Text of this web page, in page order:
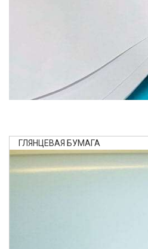
ГЛЯНЦЕВАЯ БУМАГА